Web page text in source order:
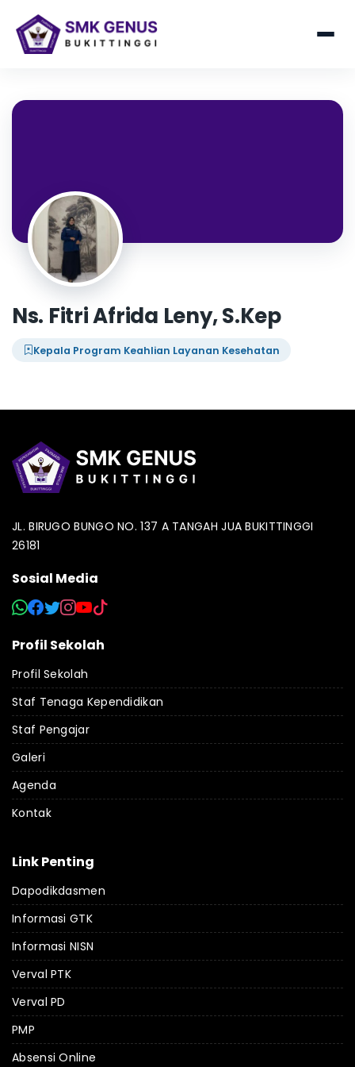
Ns. Fitri Afrida Leny, S.Kep
Kepala Program Keahlian Layanan Kesehatan
JL. BIRUGO BUNGO NO. 137 A TANGAH JUA BUKITTINGGI
26181
Sosial Media
Profil Sekolah
Profil Sekolah
Staf Tenaga Kependidikan
Staf Pengajar
Galeri
Agenda
Kontak
Link Penting
Dapodikdasmen
Informasi GTK
Informasi NISN
Verval PTK
Verval PD
PMP
Absensi Online